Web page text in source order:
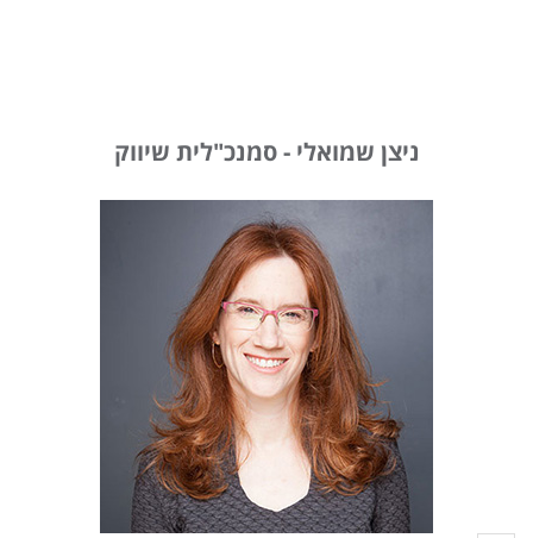
ניצן שמואלי - סמנכ"לית שיווק